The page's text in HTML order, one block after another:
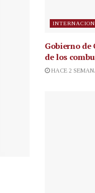
Gobierno de
de los
HACE 2